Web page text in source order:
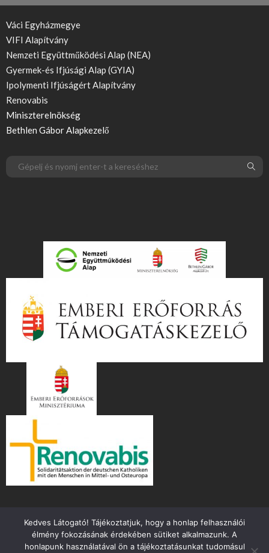
Váci Egyházmegye
VIFI Alapítvány
Nemzeti Együttműködési Alap (NEA)
Gyermek-és Ifjúsági Alap (GYIA)
Ipolymenti Ifjúságért Alapítvány
Renovabis
Miniszterelnökség
Bethlen Gábor Alapkezelő
Kedves Látogató! Tájékoztatjuk, hogy a honlap felhasználói
élmény fokozásának érdekében sütiket alkalmazunk. A
honlapunk használatával ön a tájékoztatásunkat tudomásul